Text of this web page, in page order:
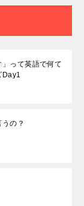
って英語で何て
Day1
の？